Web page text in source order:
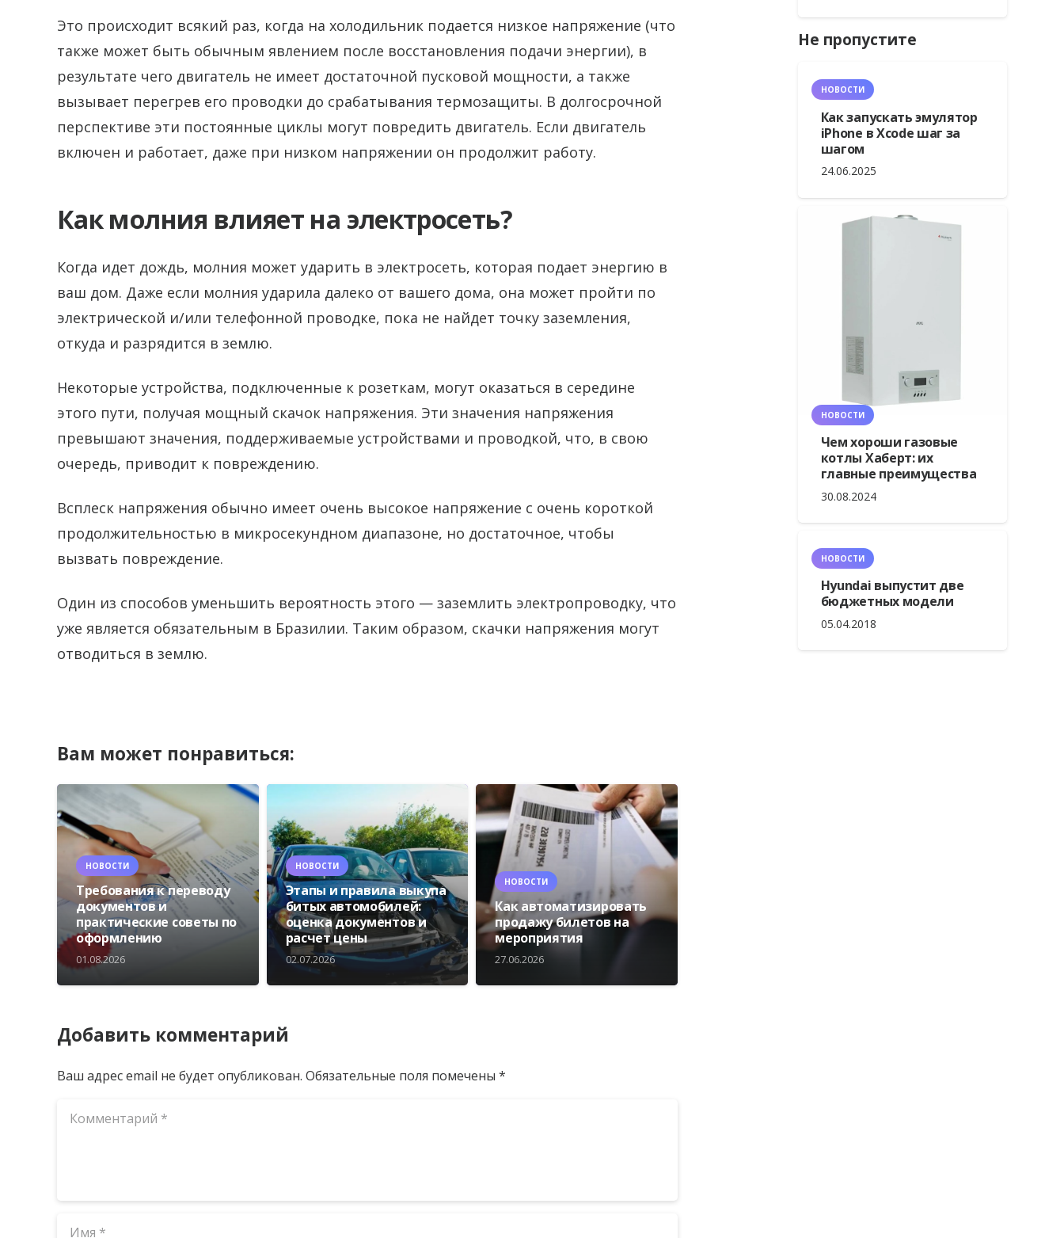
Это происходит всякий раз, когда на холодильник подается низкое напряжение (что
также может быть обычным явлением после восстановления подачи энергии), в
результате чего двигатель не имеет достаточной пусковой мощности, а также
вызывает перегрев его проводки до срабатывания термозащиты. В долгосрочной
перспективе эти постоянные циклы могут повредить двигатель. Если двигатель
включен и работает, даже при низком напряжении он продолжит работу.
Как молния влияет на электросеть?
Когда идет дождь, молния может ударить в электросеть, которая подает энергию в
ваш дом. Даже если молния ударила далеко от вашего дома, она может пройти по
электрической и/или телефонной проводке, пока не найдет точку заземления,
откуда и разрядится в землю.
Некоторые устройства, подключенные к розеткам, могут оказаться в середине
этого пути, получая мощный скачок напряжения. Эти значения напряжения
превышают значения, поддерживаемые устройствами и проводкой, что, в свою
очередь, приводит к повреждению.
Всплеск напряжения обычно имеет очень высокое напряжение с очень короткой
продолжительностью в микросекундном диапазоне, но достаточное, чтобы
вызвать повреждение.
Один из способов уменьшить вероятность этого — заземлить электропроводку, что
уже является обязательным в Бразилии. Таким образом, скачки напряжения могут
отводиться в землю.
Вам может понравиться:
НОВОСТИ
Требования к переводу
документов и
практические советы по
оформлению
01.08.2026
НОВОСТИ
Этапы и правила выкупа
битых автомобилей:
оценка документов и
расчет цены
02.07.2026
НОВОСТИ
Как автоматизировать
продажу билетов на
мероприятия
27.06.2026
Добавить комментарий
Ваш адрес email не будет опубликован. Обязательные поля помечены *
Не пропустите
НОВОСТИ
Как запускать эмулятор
iPhone в Xcode шаг за
шагом
24.06.2025
НОВОСТИ
Чем хороши газовые
котлы Хаберт: их
главные преимущества
30.08.2024
НОВОСТИ
Hyundai выпустит две
бюджетных модели
05.04.2018